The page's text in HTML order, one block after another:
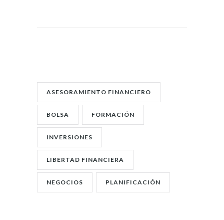
ASESORAMIENTO FINANCIERO
BOLSA FORMACIÓN
INVERSIONES
LIBERTAD FINANCIERA
NEGOCIOS PLANIFICACIÓN